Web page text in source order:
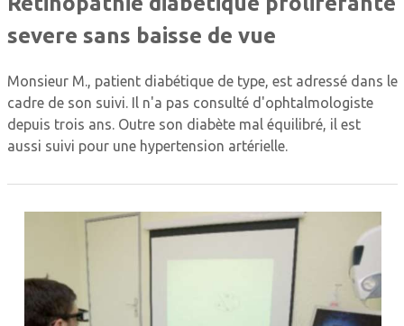
severe sans baisse de vue
Monsieur M., patient diabétique de type, est adressé dans le
cadre de son suivi. Il n'a pas consulté d'ophtalmologiste
depuis trois ans. Outre son diabète mal équilibré, il est
aussi suivi pour une hypertension artérielle.